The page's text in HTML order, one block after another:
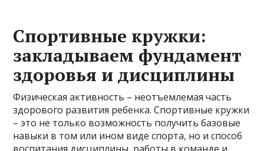
Спортивные кружки:
закладываем фундамент
здоровья и дисциплины
Физическая активность – неотъемлемая часть
здорового развития ребенка. Спортивные кружки
– это не только возможность получить базовые
навыки в том или ином виде спорта, но и способ